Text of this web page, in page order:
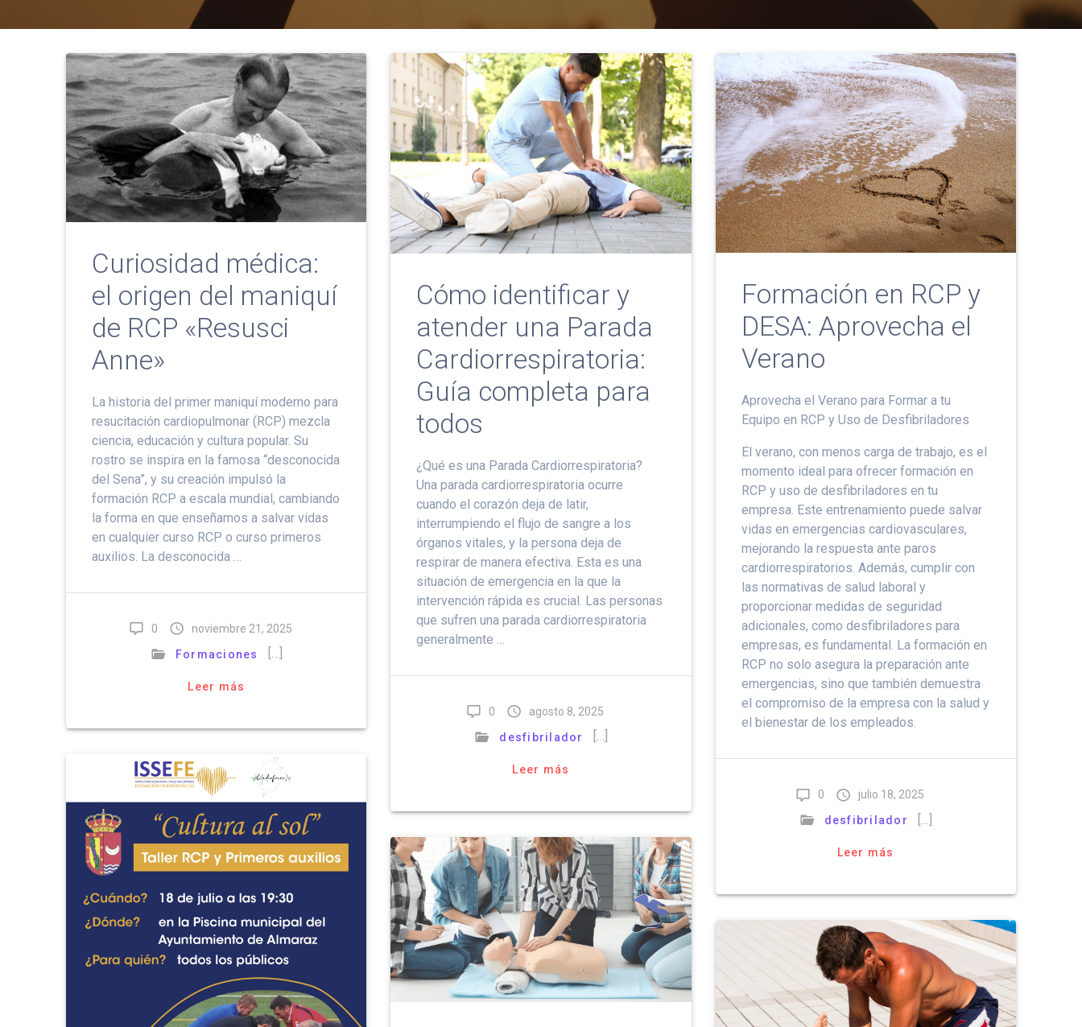
Curiosidad médica:
el origen del maniquí
de RCP «Resusci
Anne»
La historia del primer maniquí moderno para
resucitación cardiopulmonar (RCP) mezcla
ciencia, educación y cultura popular. Su
rostro se inspira en la famosa “desconocida
del Sena”, y su creación impulsó la
formación RCP a escala mundial, cambiando
la forma en que enseñamos a salvar vidas
en cualquier curso RCP o curso primeros
auxilios. La desconocida …
0
noviembre 21, 2025
Formaciones
Leer más
Cómo identificar y
atender una Parada
Cardiorrespiratoria:
Guía completa para
todos
¿Qué es una Parada Cardiorrespiratoria?
Una parada cardiorrespiratoria ocurre
cuando el corazón deja de latir,
interrumpiendo el flujo de sangre a los
órganos vitales, y la persona deja de
respirar de manera efectiva. Esta es una
situación de emergencia en la que la
intervención rápida es crucial. Las personas
que sufren una parada cardiorrespiratoria
generalmente …
0
agosto 8, 2025
desfibrilador
[…]
Leer más
Formación en RCP y
DESA: Aprovecha el
Verano
Aprovecha el Verano para Formar a tu
Equipo en RCP y Uso de Desfibriladores
El verano, con menos carga de trabajo, es el
momento ideal para ofrecer formación en
RCP y uso de desfibriladores en tu
empresa. Este entrenamiento puede salvar
vidas en emergencias cardiovasculares,
mejorando la respuesta ante paros
cardiorrespiratorios. Además, cumplir con
las normativas de salud laboral y
proporcionar medidas de seguridad
adicionales, como desfibriladores para
empresas, es fundamental. La formación en
RCP no solo asegura la preparación ante
emergencias, sino que también demuestra
el compromiso de la empresa con la salud y
el bienestar de los empleados.
0
julio 18, 2025
desfibrilador
Leer más